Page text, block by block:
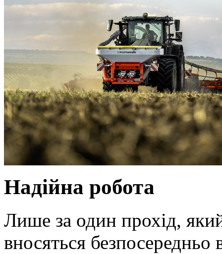
Надійна робота
Лише за один прохід,
вносяться безпосередньо